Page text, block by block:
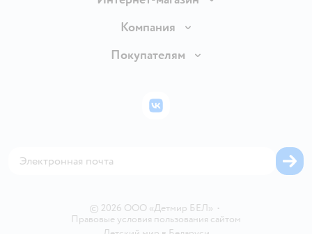
Доставка и оплата
Правила продажи
Политика использования файлов cookie
Компания
Вакансии
Покупателям
Бонусные карты
© 2026 ООО «Детмир БЕЛ» •
Правовые условия пользования сайтом
ВКонтакте